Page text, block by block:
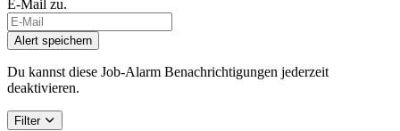
E-Mail zu.
Alert speichern
Du kannst diese Job-Alarm Benachrichtigungen jederzeit
deaktivieren.
Filter